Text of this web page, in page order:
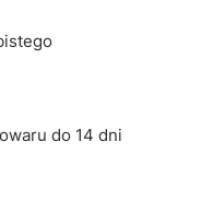
do 14 dni